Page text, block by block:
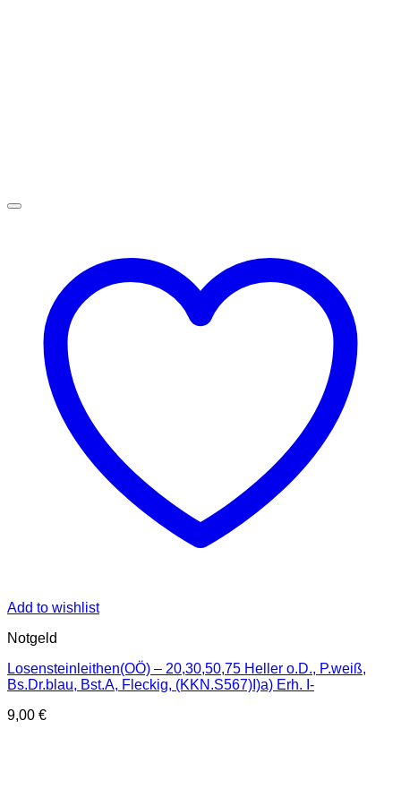
Add to wishlist
Notgeld
Losensteinleithen(OÖ) – 20,30,50,75 Heller o.D., P.weiß,
Bs.Dr.blau, Bst.A, Fleckig, (KKN.S567)I)a) Erh. I-
9,00 €